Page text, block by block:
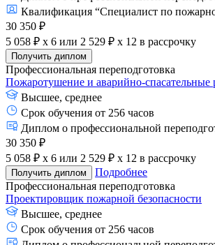
Квалификация “Специалист по
30 350 ₽
5 058 ₽ x 6 или 2 529 ₽ x 12 в рассрочку
Получить диплом
Профессиональная переподготовка
Пожаротушение и аварийно-спасательные
Высшее, среднее
Срок обучения от 256 часов
Диплом о профессиональной
30 350 ₽
5 058 ₽ x 6 или 2 529 ₽ x 12 в рассрочку
Получить диплом
Подробнее
Профессиональная переподготовка
Проектировщик пожарной безопасности
Высшее, среднее
Срок обучения от 256 часов